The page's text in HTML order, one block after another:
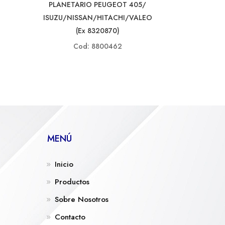
PLANETARIO PEUGEOT 405/
ISUZU/NISSAN/HITACHI/VALEO
(ex 8320870)
Cod: 8800462
MENÚ
Inicio
Productos
Sobre Nosotros
Contacto